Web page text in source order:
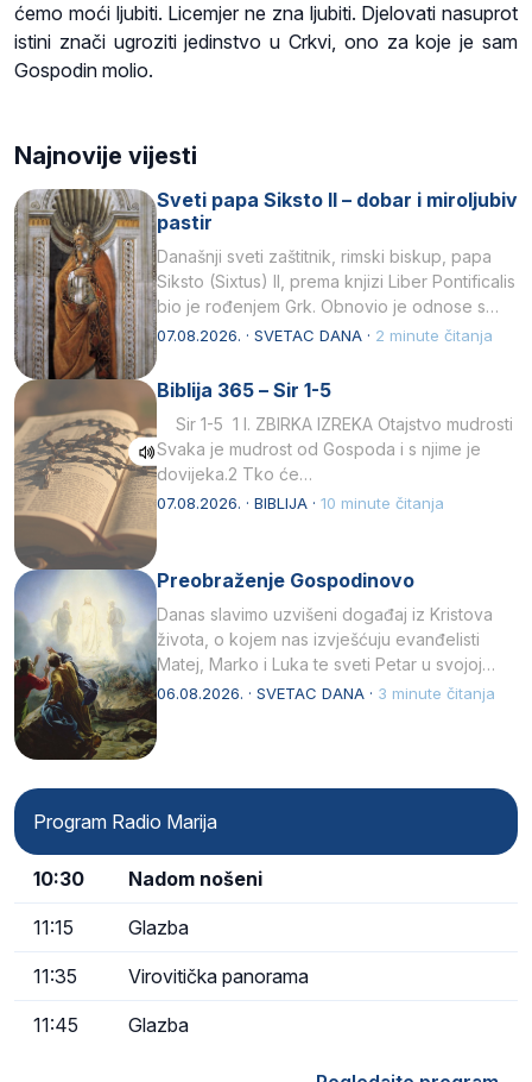
ćemo moći ljubiti. Licemjer ne zna ljubiti. Djelovati nasuprot
istini znači ugroziti jedinstvo u Crkvi, ono za koje je sam
Gospodin molio.
Najnovije vijesti
Sveti papa Siksto II – dobar i miroljubiv
pastir
Današnji sveti zaštitnik, rimski biskup, papa
Siksto (Sixtus) II, prema knjizi Liber Pontificalis
bio je rođenjem Grk. Obnovio je odnose s
afričkim…
07.08.2026. · SVETAC DANA · 2 minute čitanja
Biblija 365 – Sir 1-5
Sir 1-5 1 I. ZBIRKA IZREKA Otajstvo mudrosti
Svaka je mudrost od Gospoda i s njime je
dovijeka.2 Tko će…
07.08.2026. · BIBLIJA · 10 minute čitanja
Preobraženje Gospodinovo
Danas slavimo uzvišeni događaj iz Kristova
života, o kojem nas izvješćuju evanđelisti
Matej, Marko i Luka te sveti Petar u svojoj
drugoj…
06.08.2026. · SVETAC DANA · 3 minute čitanja
Program Radio Marija
10:30 Nadom nošeni
11:15 Glazba
11:35 Virovitička panorama
11:45 Glazba